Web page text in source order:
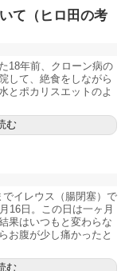
て（ヒロ田の考
18年前、クローン病の
して、絶食をしながら
とポカリスエットのよ
む
イレウス（腸閉塞）で
16日。この日は一ヶ月
果はいつもと変わらな
お腹が少し痛かったと
む